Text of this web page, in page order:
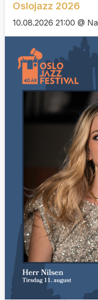
Oslojazz 2026
10.08.2026 21:00 @